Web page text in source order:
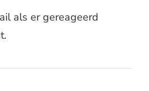
als er gereageerd